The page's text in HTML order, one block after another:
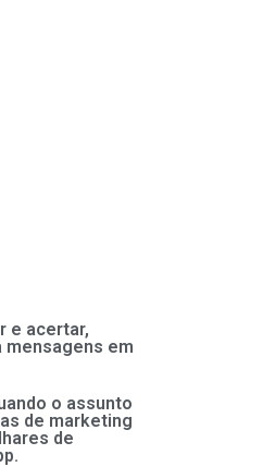
e acertar,
mensagens em
o assunto
de marketing
de